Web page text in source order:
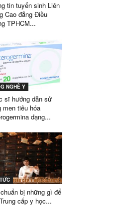
tin tuyển sinh Liên
Cao đẳng Điều
TPHCM...
NGHỀ Y
sĩ hướng dẫn sử
men tiêu hóa
dạng...
bị những gì để
cấp y học...